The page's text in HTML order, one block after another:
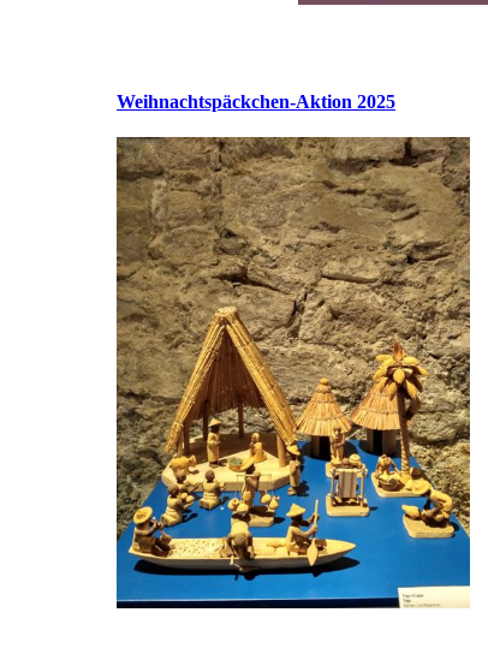
Weihnachtspäckchen-Aktion 2025